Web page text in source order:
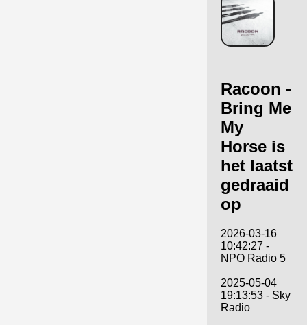
Racoon -
Bring Me
My
Horse is
het laatst
gedraaid
op
2026-03-16
10:42:27 -
NPO Radio 5
2025-05-04
19:13:53 - Sky
Radio